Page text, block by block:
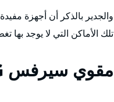
والجدير بالذكر أن أجهزة
تلك الأماكن التي لا يوجد بها
مقوي سيرفس 5G